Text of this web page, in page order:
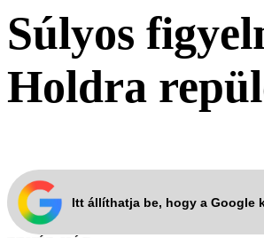
Súlyos
Holdra
Itt állíthatja be, hogy a Google